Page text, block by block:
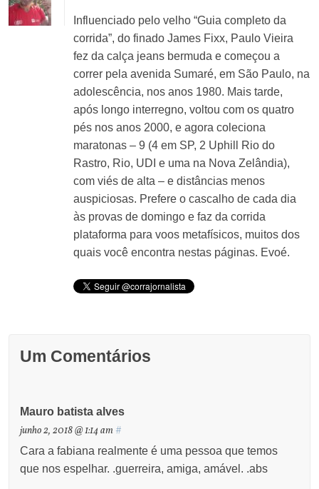
Influenciado pelo velho “Guia completo da
corrida”, do finado James Fixx, Paulo Vieira
fez da calça jeans bermuda e começou a
correr pela avenida Sumaré, em São Paulo, na
adolescência, nos anos 1980. Mais tarde,
após longo interregno, voltou com os quatro
pés nos anos 2000, e agora coleciona
maratonas – 9 (4 em SP, 2 Uphill Rio do
Rastro, Rio, UDI e uma na Nova Zelândia),
com viés de alta – e distâncias menos
auspiciosas. Prefere o cascalho de cada dia
às provas de domingo e faz da corrida
plataforma para voos metafísicos, muitos dos
quais você encontra nestas páginas. Evoé.
Um Comentários
Mauro batista alves
junho 2, 2018 @ 1:14 am #
Cara a fabiana realmente é uma pessoa que temos
que nos espelhar. .guerreira, amiga, amável. .abs